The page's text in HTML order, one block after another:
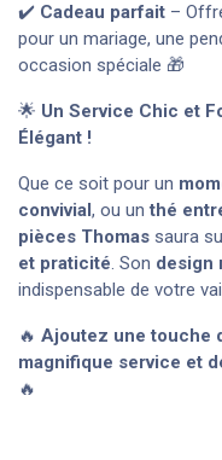
✔️ Cadeau parfait –
pour un mariage, une
occasion spéciale 🎁
🌟 Un Service Chic et
Élégant !
Que ce soit pour un
convivial , ou unthé
pièces Thomas saura
et praticité. Son design
indispensable de votre
🔥 Ajoutez une touche
magnifique service et
🔥